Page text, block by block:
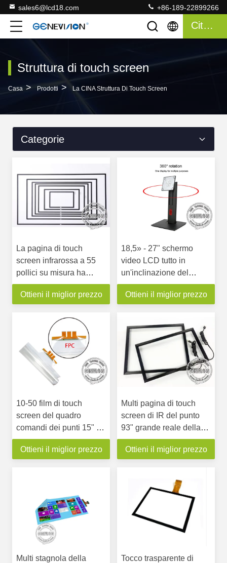
sales6@lcd18.com +86-189-22899266
Citazione
Struttura di touch screen
Casa > Prodotti > La CINA Struttura Di Touch Screen
Categorie
La pagina di touch
screen infrarossa a 55
pollici su misura ha
curvato 4*8 con il plug
and play di USB
Ottieni il miglior prezzo
18,5» - 27" schermo
video LCD tutto in
un'inclinazione del
supporto della Tabella
su giù il supporto di
rotazione di 360 gradi
Ottieni il miglior prezzo
10-50 film di touch
screen del quadro
comandi dei punti 15" -
100» interattivi flessibili
con USB
Ottieni il miglior prezzo
Multi pagina di touch
screen di IR del punto
93" grande reale della
video parete con
l'interfaccia di USB
Ottieni il miglior prezzo
Multi stagnola della
Tocco trasparente di